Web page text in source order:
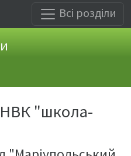
Всі розділи
НВК "школа-